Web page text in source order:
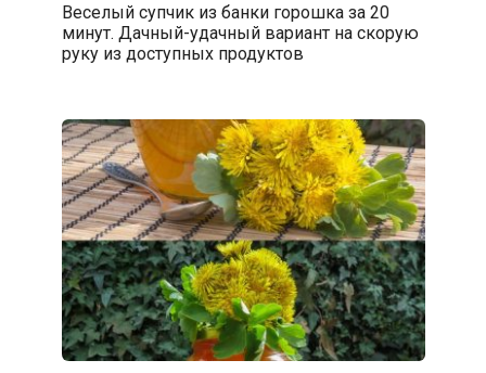
Веселый супчик из банки горошка за 20
минут. Дачный-удачный вариант на скорую
руку из доступных продуктов